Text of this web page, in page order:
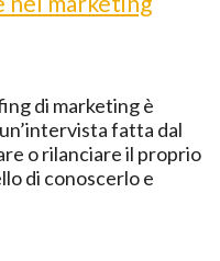
di marketing è
fatta dal
o rilanciare il proprio
di conoscerlo e